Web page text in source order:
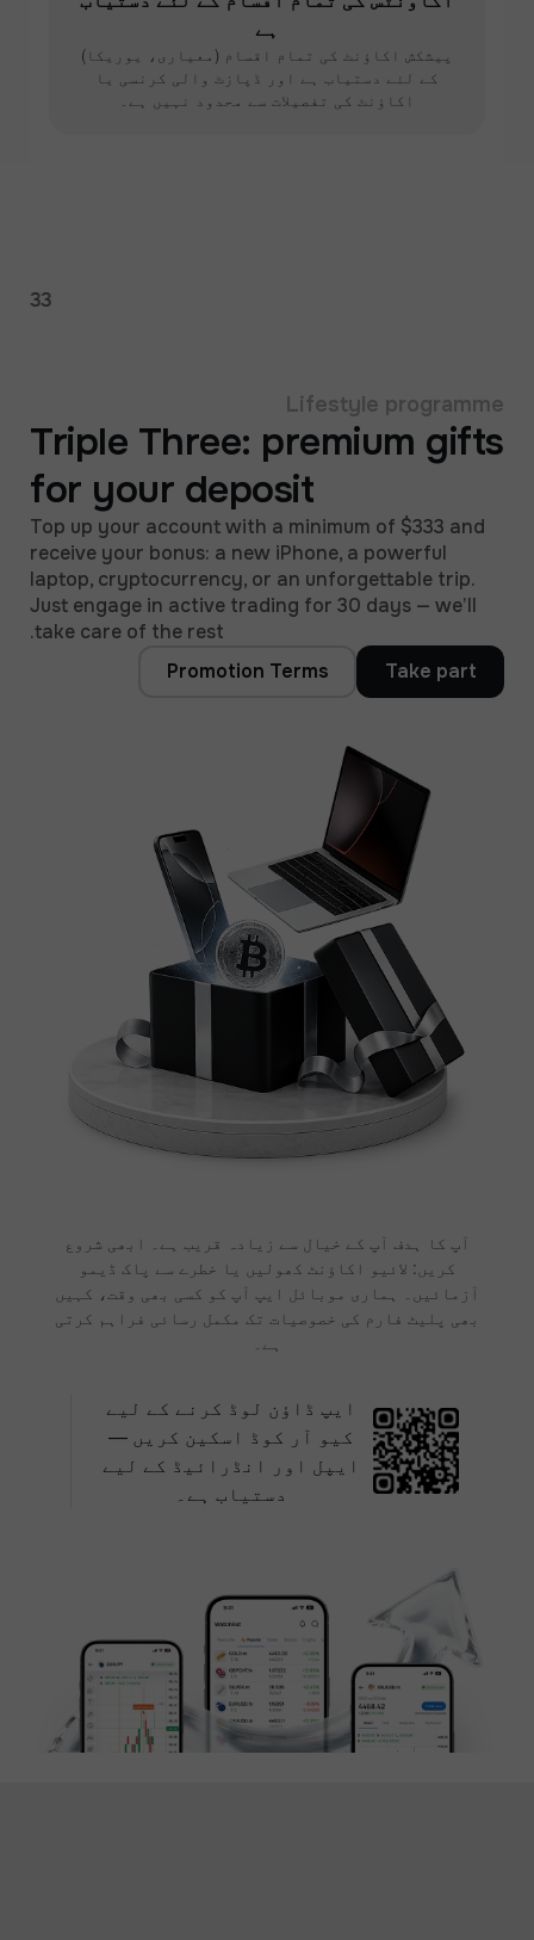
ہے
پیشکش اکاؤنٹ کی تمام اقسام (معیاری، یوریکا)
کے لئے دستیاب ہے اور ڈپازٹ والی کرنسی یا
اکاؤنٹ کی تفصیلات سے محدود نہیں ہے۔
Lifestyle programme
Triple Three: premium gifts
for your deposit
Top up your account with a minimum of $333 and
receive your bonus: a new iPhone, a powerful
laptop, cryptocurrency, or an unforgettable trip.
Just engage in active trading for 30 days — we’ll
take care of the rest.
Take part
Promotion Terms
آپ کا ہدف آپ کے خیال سے زیادہ قریب ہے۔ ابھی شروع
کریں: لائیو اکاؤنٹ کھولیں یا خطرے سے پاک ڈیمو
آزمائیں۔ ہماری موبائل ایپ آپ کو کسی بھی وقت، کہیں
بھی پلیٹ فارم کی خصوصیات تک مکمل رسائی فراہم کرتی
ہے۔
ایپ ڈاؤن لوڈ کرنے کے لیے
کیو آر کوڈ اسکین کریں —
ایپل اور انڈرائیڈ کے لیے
دستیاب ہے۔